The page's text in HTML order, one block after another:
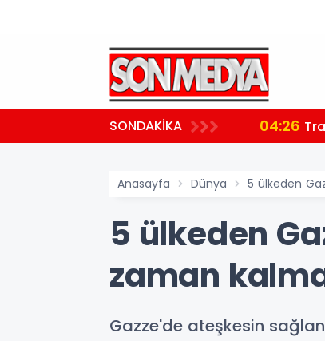
SONDAKİKA 04:26
Anasayfa Dünya 5 ülkeden
5 ülkeden
zaman
Gazze'de ateşkesin